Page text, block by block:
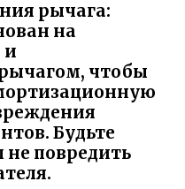
рычага:
на
и
чтобы
Будьте
повредить